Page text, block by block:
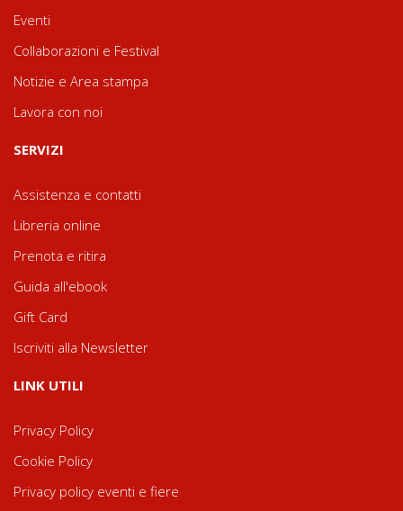
Eventi
Collaborazioni e Festival
Notizie e Area stampa
Lavora con noi
SERVIZI
Assistenza e contatti
Libreria online
Prenota e ritira
Guida all'ebook
Gift Card
Iscriviti alla Newsletter
LINK UTILI
Privacy Policy
Cookie Policy
Privacy policy eventi e fiere